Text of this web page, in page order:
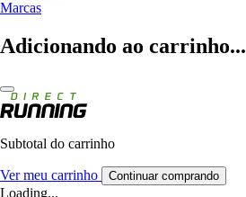
Marcas
Adicionando ao carrinho...
Subtotal do carrinho
Ver meu carrinho Continuar comprando
Loading...